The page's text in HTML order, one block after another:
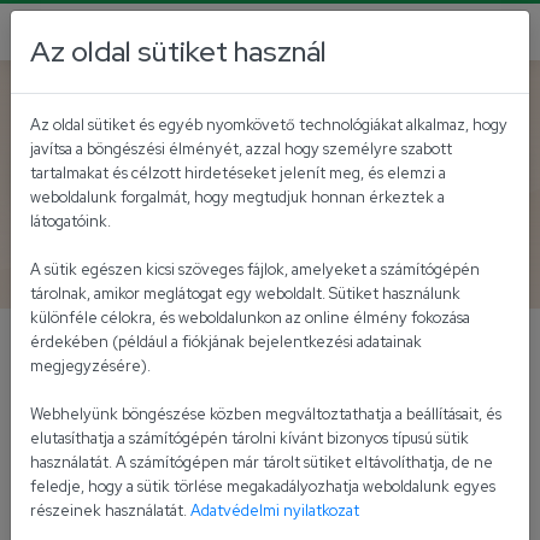
Vissza
Alföld Zrt.
Az Alföld Áruház az ország első szövetkezeti
Az 1969. márciusában megkezdett beruházás
eredményeként 5025 négyzetméter alapterülettel –
ebből 2250 volt az eladótér – az akkori legnagyobb nem
Az oldal sütiket használ
Az oldal sütiket és egyéb nyomkövető technológiákat alkalmaz, hogy
javítsa a böngészési élményét, azzal hogy személyre szabott
tartalmakat és célzott hirdetéseket jelenít meg, és elemzi a
weboldalunk forgalmát, hogy megtudjuk honnan érkeztek a
látogatóink.
A sütik egészen kicsi szöveges fájlok, amelyeket a számítógépén
tárolnak, amikor meglátogat egy weboldalt. Sütiket használunk
különféle célokra, és weboldalunkon az online élmény fokozása
érdekében (például a fiókjának bejelentkezési adatainak
megjegyzésére).
Webhelyünk böngészése közben megváltoztathatja a beállításait, és
elutasíthatja a számítógépén tárolni kívánt bizonyos típusú sütik
használatát. A számítógépen már tárolt sütiket eltávolíthatja, de ne
feledje, hogy a sütik törlése megakadályozhatja weboldalunk egyes
részeinek használatát. Adatvédelmi nyilatkozat